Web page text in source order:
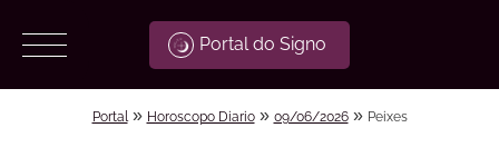
Portal do Signo
Portal » Horoscopo Diario» 09/06/2026» Peixes